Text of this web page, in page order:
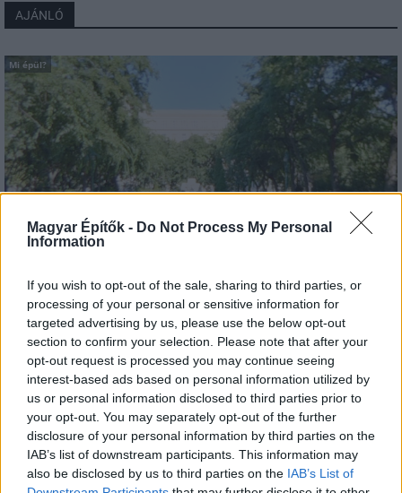
Magyar Építők - Do Not Process My Personal
Information
If you wish to opt-out of the sale, sharing to third parties, or
processing of your personal or sensitive information for
targeted advertising by us, please use the below opt-out
section to confirm your selection. Please note that after your
opt-out request is processed you may continue seeing
interest-based ads based on personal information utilized by
us or personal information disclosed to third parties prior to
your opt-out. You may separately opt-out of the further
disclosure of your personal information by third parties on the
IAB’s list of downstream participants. This information may
also be disclosed by us to third parties on the IAB’s List of
AJÁNLÓ
Mi épül?
Belváros-Lipótváros
Város-Teampannon Kereskedelmi és Szolgáltató Kft.
Újragondolják Lipótváros rejtett, zöld parkját
Indulhat a Honvéd tér megújításának tervezése, ahol a
klímatudatos gondolkodás és a helyi identitás erősítése kerül a
középpontba.
Mi épül?